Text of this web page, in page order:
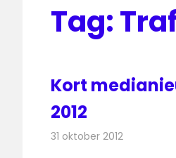
Tag:
Kort
2012
31 oktober 2012